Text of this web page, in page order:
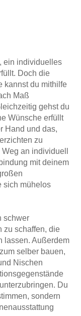
ein individuelles
Doch die
kannst du mithilfe
Maß
gehst du
Wünsche erfüllt
Hand und das,
zu
an individuell
mit deinem
sich mühelos
schwer
zu schaffen, die
lassen. Außerdem
selber bauen,
Nischen
Du
sondern